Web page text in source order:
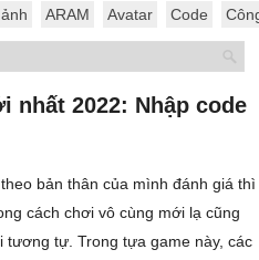
ARAM Avatar Code
nhất 2022: Nhập code
bản thân của mình đánh giá thì
cách chơi vô cùng mới lạ cũng
tự. Trong tựa game này, các